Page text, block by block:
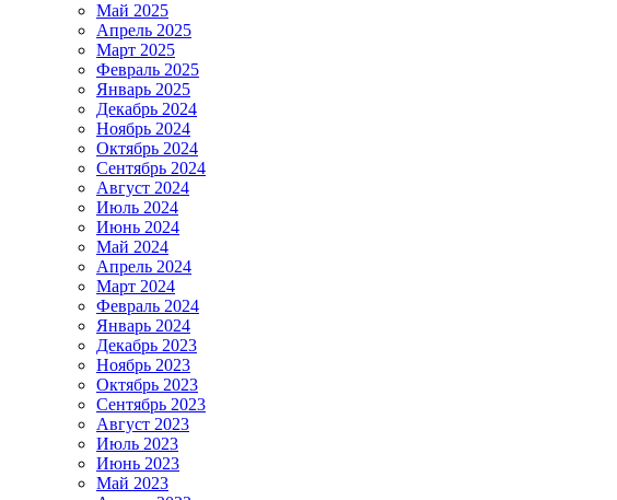
Май 2025
Апрель 2025
Март 2025
Февраль 2025
Январь 2025
Декабрь 2024
Ноябрь 2024
Октябрь 2024
Сентябрь 2024
Август 2024
Июль 2024
Июнь 2024
Май 2024
Апрель 2024
Март 2024
Февраль 2024
Январь 2024
Декабрь 2023
Ноябрь 2023
Октябрь 2023
Сентябрь 2023
Август 2023
Июль 2023
Июнь 2023
Май 2023